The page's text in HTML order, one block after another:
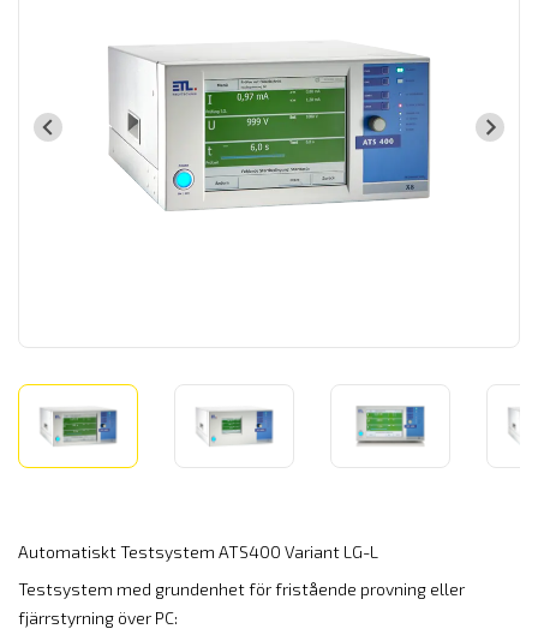
Automatiskt Testsystem ATS400 Variant LG-L
Testsystem med grundenhet för fristående provning eller
fjärrstyrning över PC: